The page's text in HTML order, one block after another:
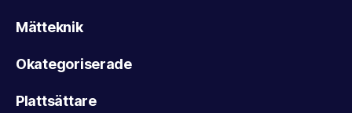
Mätteknik
Okategoriserade
Plattsättare